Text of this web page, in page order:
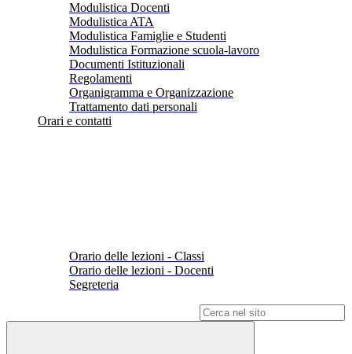
Modulistica Docenti
Modulistica ATA
Modulistica Famiglie e Studenti
Modulistica Formazione scuola-lavoro
Documenti Istituzionali
Regolamenti
Organigramma e Organizzazione
Trattamento dati personali
Orari e contatti
Orario delle lezioni - Classi
Orario delle lezioni - Docenti
Segreteria